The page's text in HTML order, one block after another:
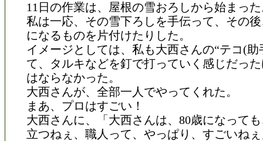
11日の作業は、屋根の雪おろしから始まっ
私は一応、その雪下ろしを手伝って、その
になるものを片付けたりした。
イメージとしては、私も大西さんの“テコ(助
て、タルキなどを釘で打っていく感じだっ
はならなかった。
大西さんが、全部一人でやってくれた。
まあ、プロはすごい！
大西さんに、「大西さんは、80歳になって
立つねぇ、職人って、やっぱり、すごいね